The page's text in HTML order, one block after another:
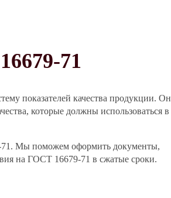
71
показателей качества продукции. Он
которые должны использоваться в
71. Мы поможем оформить документы,
на ГОСТ 16679-71 в сжатые сроки.